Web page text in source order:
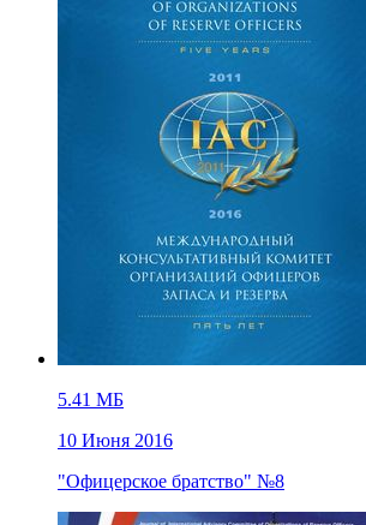
5.41 МБ
10 Июня 2016
"Офицерское братство" №8